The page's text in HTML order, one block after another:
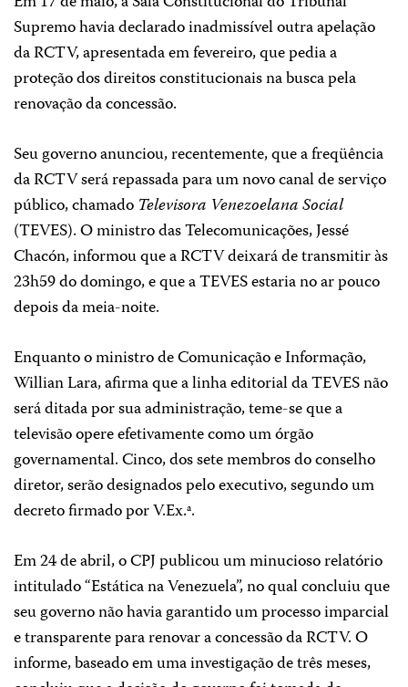
Supremo havia declarado inadmissível outra apelação
da RCTV, apresentada em fevereiro, que pedia a
proteção dos direitos constitucionais na busca pela
renovação da concessão.
Seu governo anunciou, recentemente, que a freqüência
da RCTV será repassada para um novo canal de serviço
público, chamado Televisora Venezoelana Social
(TEVES). O ministro das Telecomunicações, Jessé
Chacón, informou que a RCTV deixará de transmitir às
23h59 do domingo, e que a TEVES estaria no ar pouco
depois da meia-noite.
Enquanto o ministro de Comunicação e Informação,
Willian Lara, afirma que a linha editorial da TEVES não
será ditada por sua administração, teme-se que a
televisão opere efetivamente como um órgão
governamental. Cinco, dos sete membros do conselho
diretor, serão designados pelo executivo, segundo um
decreto firmado por V.Ex.ª.
Em 24 de abril, o CPJ publicou um minucioso relatório
intitulado “Estática na Venezuela”, no qual concluiu que
seu governo não havia garantido um processo imparcial
e transparente para renovar a concessão da RCTV. O
informe, baseado em uma investigação de três meses,